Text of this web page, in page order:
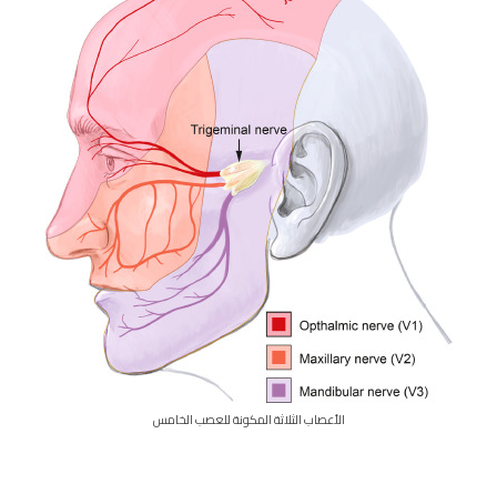
الأعصاب الثلاثة المكونة للعصب الخامس